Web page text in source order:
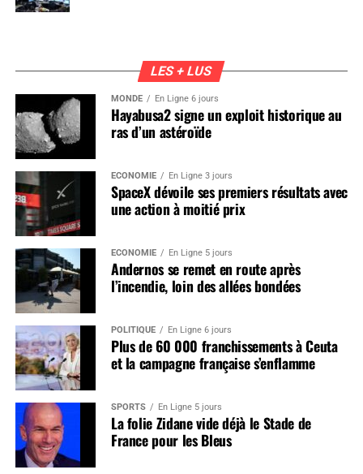
LES + LUS
MONDE En Ligne 6 jours
Hayabusa2 signe un exploit historique au
ras d’un astéroïde
ÉCONOMIE En Ligne 3 jours
SpaceX dévoile ses premiers résultats avec
une action à moitié prix
ÉCONOMIE En Ligne 5 jours
Andernos se remet en route après
l’incendie, loin des allées bondées
POLITIQUE En Ligne 6 jours
Plus de 60 000 franchissements à Ceuta
et la campagne française s’enflamme
SPORTS En Ligne 5 jours
La folie Zidane vide déjà le Stade de
France pour les Bleus